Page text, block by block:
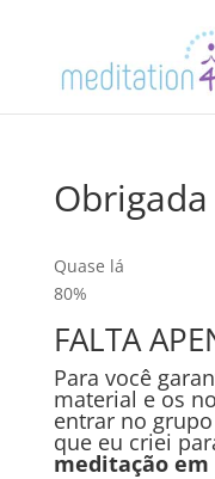
Obrigada
Quase lá
80%
FALTA
Para você
material e os
entrar no
que eu criei
meditação